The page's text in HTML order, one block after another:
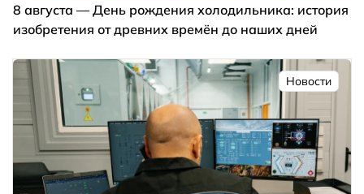
8 августа — День рождения холодильника: история
изобретения от древних времён до наших дней
Новости